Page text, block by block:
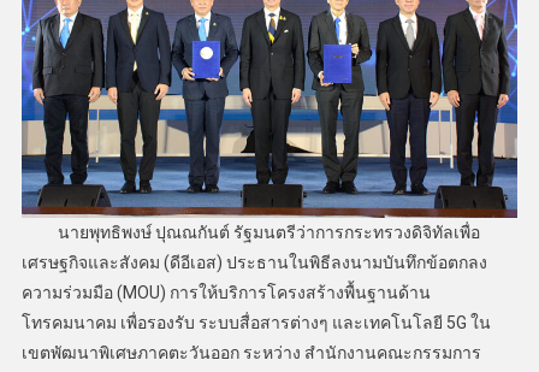
นายพุทธิพงษ์ ปุณณกันต์ รัฐมนตรีว่าการกระทรวงดิจิทัลเพื่อ
เศรษฐกิจและสังคม (ดีอีเอส) ประธานในพิธีลงนามบันทึกข้อตกลง
ความร่วมมือ (MOU) การให้บริการโครงสร้างพื้นฐานด้าน
โทรคมนาคม เพื่อรองรับ ระบบสื่อสารต่างๆ และเทคโนโลยี 5G ใน
เขตพัฒนาพิเศษภาคตะวันออก ระหว่าง สำนักงานคณะกรรมการ